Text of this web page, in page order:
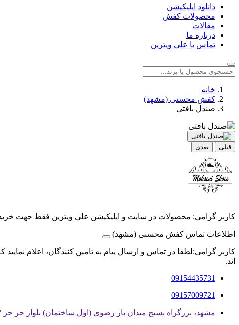
دانلود اپلیکیشن
محصولات کفش
مقالات
درباره ما
تماس با علی ویترین
خانه
کفش محسنی (مشهد)
صندل بافتی
قبلی بعدی
کاربر گرامی: محصولات در سایت و اپلیکیشن علی ویترین فقط جهت
اطلاعات تماس کفش محسنی (مشهد)
کاربر گرامی:لطفا در تماس و ارسال پیام به تامین کنندگان، اعلام
اند.
09154435731
09157009721
مشهد، بزرگراه بسیج میدان بار رضوی (اول ساختمان) بلوار حر حر ۱/۳ داخل کوچه بلوک صنعتی چهارم